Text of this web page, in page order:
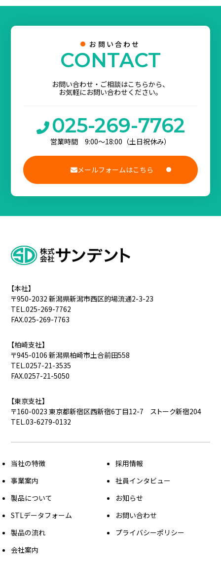
お問い合わせ
CONTACT
お問い合わせ・ご相談はこちらから、
お気軽にお問い合わせください。
025-269-7762
営業時間 9:00〜18:00（土日祝休み）
メールフォームはこちら
【本社】
〒950-2032 新潟県新潟市西区的場流通2-3-23
TEL.025-269-7762
FAX.025-269-7763
【柏崎支社】
〒945-0106 新潟県柏崎市土合前田558
TEL.0257-21-3535
FAX.0257-21-5050
【東京支社】
〒160-0023 東京都新宿区西新宿6丁目12-7 ストーク新宿204
TEL.03-6279-0132
当社の特徴
事業案内
製品について
STLデータフォーム
製品の流れ
会社案内
採用情報
社員インタビュー
お知らせ
お問い合わせ
プライバシーポリシー